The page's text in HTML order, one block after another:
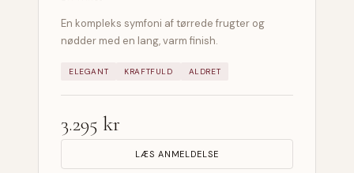
En kompleks symfoni af tørrede frugter og
nødder med en lang, varm finish.
ELEGANT KRAFTFULD ALDRET
3.295 kr
LÆS ANMELDELSE